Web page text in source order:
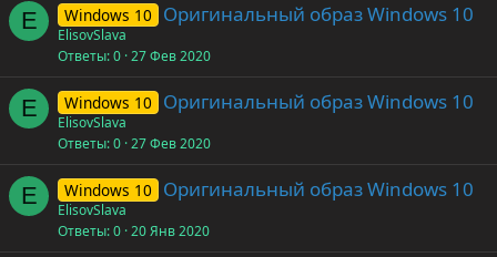
E Windows 10 Оригинальный образ Windows 10
ElisovSlava
Ответы 0 27 Фев 2020
E Windows 10 Оригинальный образ Windows 10
ElisovSlava
Ответы 0 27 Фев 2020
E Windows 10 Оригинальный образ Windows 10
ElisovSlava
Ответы 0 20 Янв 2020